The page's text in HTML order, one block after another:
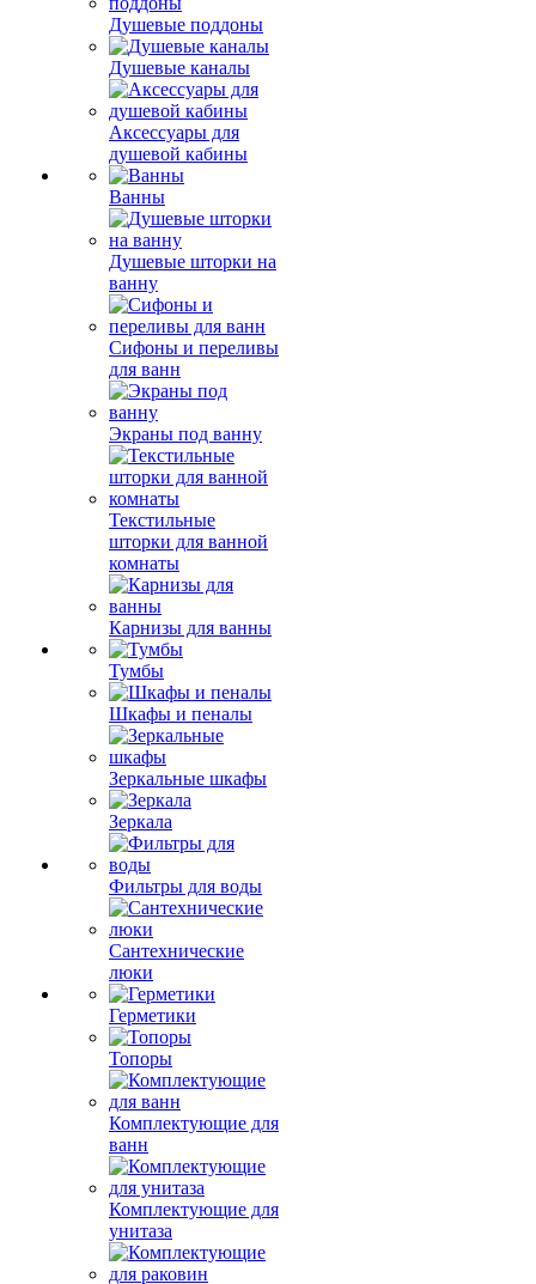
Душевые поддоны
Душевые каналы
Аксессуары для
душевой кабины
Ванны
Душевые шторки на
ванну
Сифоны и переливы
для ванн
Экраны под ванну
Текстильные
шторки для ванной
комнаты
Карнизы для ванны
Тумбы
Шкафы и пеналы
Зеркальные шкафы
Зеркала
Фильтры для воды
Сантехнические
люки
Герметики
Топоры
Комплектующие для
ванн
Комплектующие для
унитаза